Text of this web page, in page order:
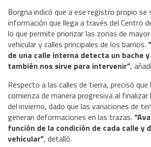
Borgna indicó que a ese registro propio se
información que llega a través del Centro
lo que permite priorizar las zonas de
vehicular y calles principales de los barrios.
de una calle interna detecta un bache
también nos sirve para intervenir”,
Respecto a las calles de tierra, precisó que
comienza de manera progresiva al
del invierno, dado que las variaciones de
generan deformaciones en las trazas.
función de la condición de cada calle y
vehicular”, detalló.